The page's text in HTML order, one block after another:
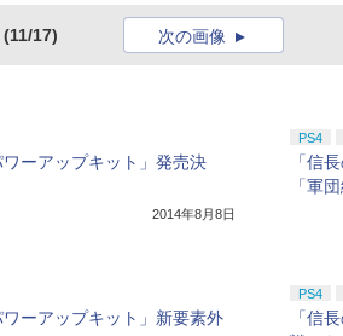
(11/17) 次の画像
ワーアップキット」発売決
2014年8月8日
PS4
「信
「軍
ワーアップキット」新要素外
PS4
「信